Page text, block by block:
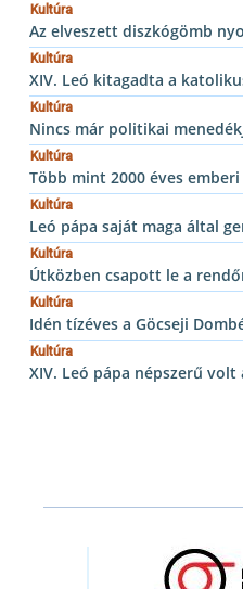
Kultúra
Az elveszett diszkógömb
Kultúra
XIV. Leó kitagadta a
Kultúra
Nincs már politikai
Kultúra
Több mint 2000 éves
Kultúra
Leó pápa saját maga által
Kultúra
Útközben csapott le a
Kultúra
Idén tízéves a Göcseji
Kultúra
XIV. Leó pápa népszerű